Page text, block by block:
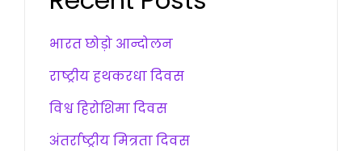
भारत छोड़ो आन्दोलन
राष्ट्रीय हथकरधा दिवस
विश्व हिरोशिमा दिवस
अंतर्राष्ट्रीय मित्रता दिवस